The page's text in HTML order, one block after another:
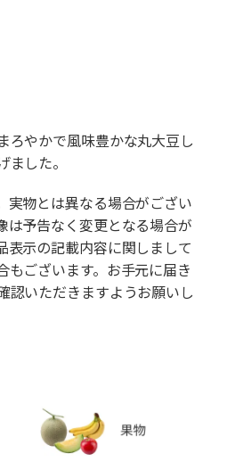
ろやかで風味豊かな丸大豆し
ました。
実物とは異なる場合がござい
は予告なく変更となる場合が
表示の記載内容に関しまして
もございます。お手元に届き
認いただきますようお願いし